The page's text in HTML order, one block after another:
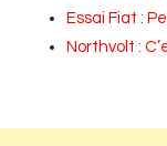
Essai Fiat :
Northvolt :